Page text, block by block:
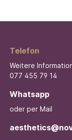
Telefon
Weitere
077 455 79 14
Whatsapp
oder per Mail